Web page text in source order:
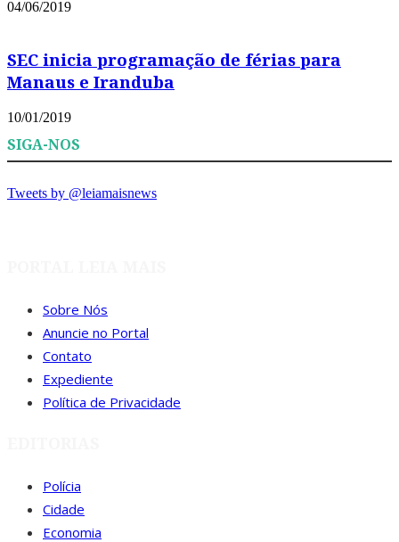
04/06/2019
SEC inicia programação de férias para
Manaus e Iranduba
10/01/2019
SIGA-NOS
Tweets by @leiamaisnews
Sobre Nós
Anuncie no Portal
Contato
Expediente
Política de Privacidade
Polícia
Cidade
Economia